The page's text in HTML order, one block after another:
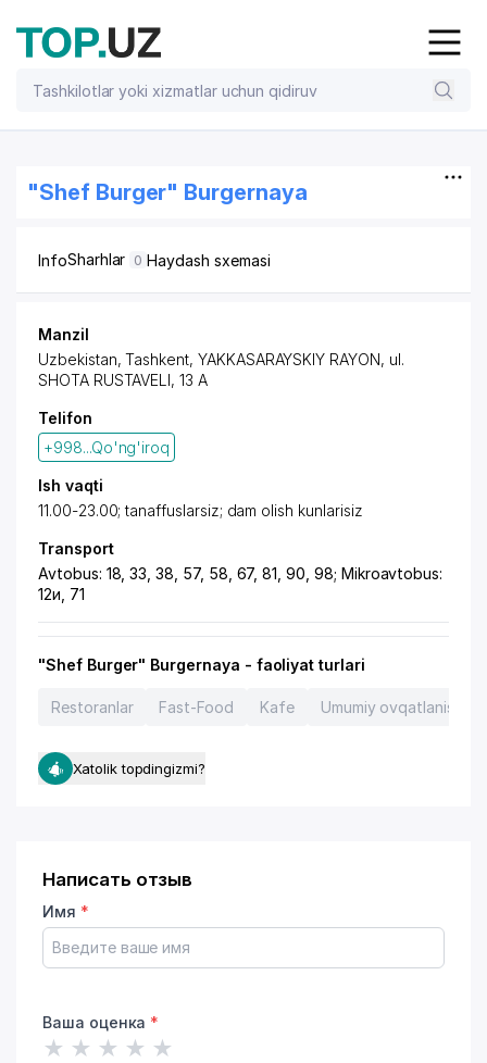
"Shef Burger" Burgernaya
InfoSharhlar 0 Haydash sxemasi
Manzil
Uzbekistan,Tashkent, YAKKASARAYSKIY RAYON, ul.
SHOTA RUSTAVELI, 13 A
Telifon
+998...Qo'ng'iroq
Ish vaqti
11.00-23.00; tanaffuslarsiz; dam olish kunlarisiz
Transport
Avtobus: 18, 33, 38, 57, 58, 67, 81, 90, 98; Mikroavtobus:
12и, 71
"Shef Burger" Burgernaya - faoliyat turlari
Restoranlar Fast-Food Kafe Umumiy ovqatlanish
Xatolik topdingizmi?
Написать отзыв
Имя *
Ваша оценка *
★ ★ ★ ★ ★